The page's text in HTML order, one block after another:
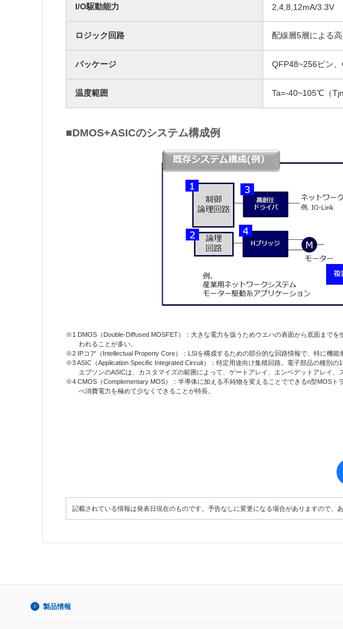
I/O駆動能力 2,4,8,12mA/3.3V
ロジック回路 配線層5層による
パッケージ QFP48~256ピン
温度範囲 Ta=-40~105℃（
■DMOS+ASICのシステム構成例
※1 DMOS（Double-Diffused MOSFET）：大きな電力を扱うためウエハの表面から底面まで
われることが多い。
※2 IPコア（Intellectual Property Core）：LSIを構成するための部分的な回路情報で、特に機能
※3 ASIC（Application Specific Integrated Circuit）：特定用途向け集積回路。電子部品の種別
エプソンのASICは、カスタマイズの範囲によって、ゲートアレイ、エンベデットアレイ、
※4 CMOS（Complementary MOS）：半導体に加える不純物を変えることでできるn型MOS
べ消費電力を極めて少なくできることが特長。
記載されている情報は発表日現在のものです。予告なしに変更になる場合がありますので、
製品情報